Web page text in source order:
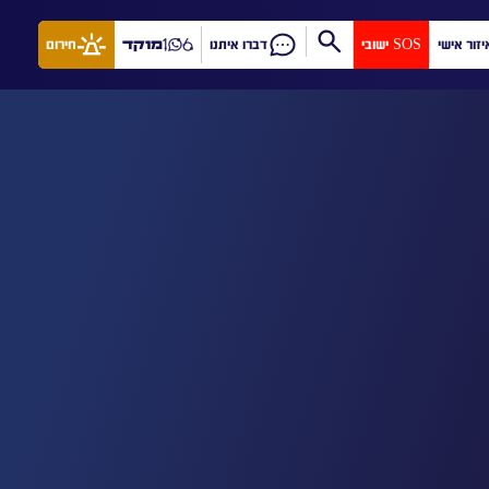
אישי SOS ישובי דברו איתנו מוקד חירום